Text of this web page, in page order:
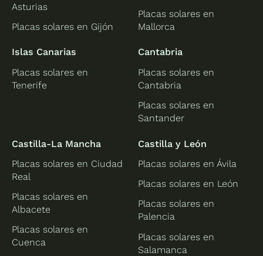
Asturias
Placas solares en Gijón
Placas solares en
Mallorca
Islas Canarias
Placas solares en
Tenerife
Cantabria
Placas solares en
Cantabria
Placas solares en
Santander
Castilla-La Mancha
Placas solares en Ciudad
Real
Placas solares en
Albacete
Placas solares en
Cuenca
Castilla y León
Placas solares en Ávila
Placas solares en León
Placas solares en
Palencia
Placas solares en
Salamanca